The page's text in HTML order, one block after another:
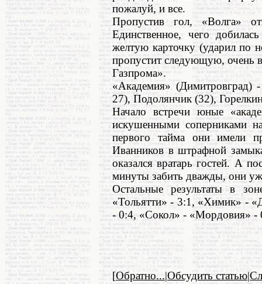
пожалуй, и все.
Пропустив гол, «Волга»
Единственное, чего
желтую карточку (ударил по
пропустит следующую, очень
Газпрома».
«Академия»
27), Подолянчик (32),
Начало встречи юные
искушенными соперниками
первого тайма они имели
Иванников в штрафной
оказался вратарь гостей. А
минуты забить дважды, они
Остальные результаты в
«Тольятти» - 3:1, «Химик» -
- 0:4, «Сокол» - «Мордовия»
[Обратно...|Обсудить статью|